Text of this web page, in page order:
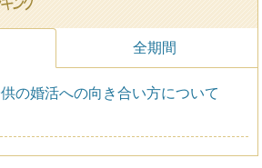
全期間
の婚活への向き合い方について